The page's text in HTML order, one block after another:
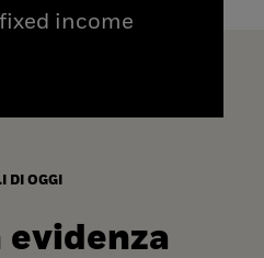
income
DI OGGI